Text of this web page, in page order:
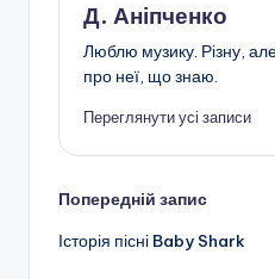
Д. Аніпченко
Люблю музику. Різну,
про неї, що знаю.
Переглянути усі записи
Навігація
по
Попередній запис
Історія пісні Baby Shark